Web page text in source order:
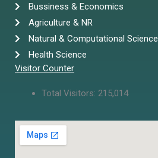
Bussiness & Economics
Agriculture & NR
Natural & Computational Science
Health Science
Visitor Counter
Total Visitors: 215,014